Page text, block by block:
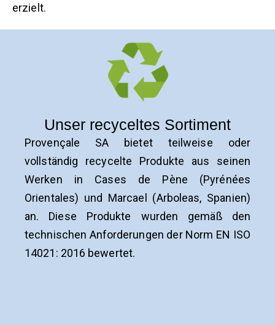
erzielt.
Unser recyceltes Sortiment
Provençale SA bietet teilweise oder
vollständig recycelte Produkte aus seinen
Werken in Cases de Pène (Pyrénées
Orientales) und Marcael (Arboleas, Spanien)
an. Diese Produkte wurden gemäß den
technischen Anforderungen der Norm EN ISO
14021: 2016 bewertet.